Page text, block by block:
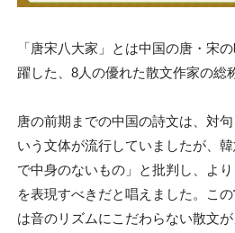
「唐宋八大家」とは中国の唐・宋
躍した、8人の優れた散文作家の総
唐の前期までの中国の詩文は、対
いう文体が流行していましたが、
で中身のないもの」と批判し、よ
を表現すべきだと唱えました。この
は音のリズムにこだわらない散文